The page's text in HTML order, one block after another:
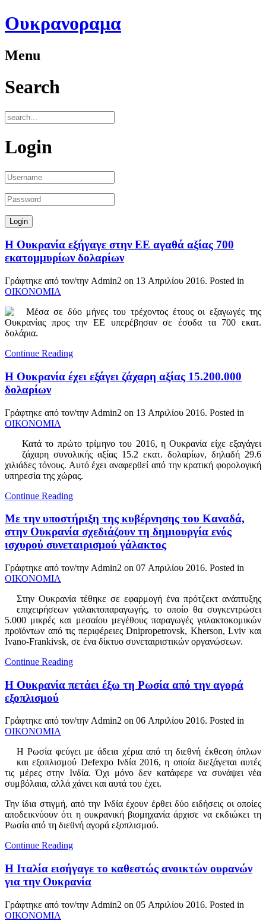
Ουκρανοραμα
Menu
Search
Login
Η Ουκρανία εξήγαγε στην ΕΕ αγαθά αξίας 700
εκατομμυρίων δολαρίων
Γράφτηκε από τον/την Admin2 on 13 Απριλίου 2016. Posted in
ΟΙΚΟΝΟΜΙΑ
Μέσα σε δύο μήνες του τρέχοντος έτους οι εξαγωγές της
Ουκρανίας προς την ΕΕ υπερέβησαν σε έσοδα τα 700 εκατ.
δολάρια.
Continue Reading
Η Ουκρανία έχει εξάγει ζάχαρη αξίας 15.200.000
δολαρίων
Γράφτηκε από τον/την Admin2 on 13 Απριλίου 2016. Posted in
ΟΙΚΟΝΟΜΙΑ
Κατά το πρώτο τρίμηνο του 2016, η Ουκρανία είχε εξαγάγει
ζάχαρη συνολικής αξίας 15.2 εκατ. δολαρίων, δηλαδή 29.6
χιλιάδες τόνους. Αυτό έχει αναφερθεί από την κρατική φορολογική
υπηρεσία της χώρας.
Continue Reading
Με την υποστήριξη της κυβέρνησης του Καναδά,
στην Ουκρανία σχεδιάζουν τη δημιουργία ενός
ισχυρού συνεταιρισμού γάλακτος
Γράφτηκε από τον/την Admin2 on 07 Απριλίου 2016. Posted in
ΟΙΚΟΝΟΜΙΑ
Στην Ουκρανία τέθηκε σε εφαρμογή ένα πρότζεκτ ανάπτυξης
επιχειρήσεων γαλακτοπαραγωγής, το οποίο θα συγκεντρώσει
5.000 μικρές και μεσαίου μεγέθους παραγωγές γαλακτοκομικών
προϊόντων από τις περιφέρειες Dnipropetrovsk, Kherson, Lviv και
Ivano-Frankivsk, σε ένα δίκτυο συνεταιριστικών οργανώσεων.
Continue Reading
Η Ουκρανία πετάει έξω τη Ρωσία από την αγορά
εξοπλισμού
Γράφτηκε από τον/την Admin2 on 06 Απριλίου 2016. Posted in
ΟΙΚΟΝΟΜΙΑ
Η Ρωσία φεύγει με άδεια χέρια από τη διεθνή έκθεση όπλων
και εξοπλισμού Defexpo Ινδία 2016, η οποία διεξάγεται αυτές
τις μέρες στην Ινδία. Όχι μόνο δεν κατάφερε να συνάψει νέα
συμβόλαια, αλλά χάνει και αυτά του έχει.
Την ίδια στιγμή, από την Ινδία έχουν έρθει δύο ειδήσεις οι οποίες
αποδεικνύουν ότι η ουκρανική βιομηχανία άρχισε να εκδιώκει τη
Ρωσία από τη διεθνή αγορά εξοπλισμού.
Continue Reading
Η Ιταλία εισήγαγε το καθεστώς ανοικτών ουρανών
για την Ουκρανία
Γράφτηκε από τον/την Admin2 on 05 Απριλίου 2016. Posted in
ΟΙΚΟΝΟΜΙΑ